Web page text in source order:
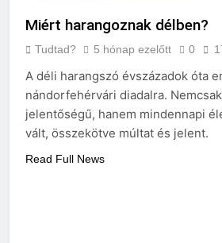
Miért harangoznak délben?
Tudtad? 5 hónap ezelőtt 0
A déli harangszó évszázadok óta
nándorfehérvári diadalra.
jelentőségű, hanem mindennapi
vált, összekötve múltat és jelent.
Read Full News